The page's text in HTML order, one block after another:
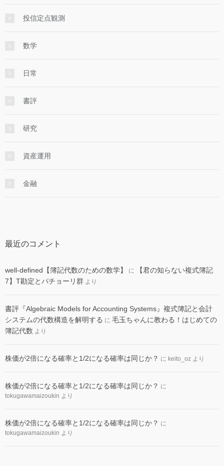
投信定点観測
数学
日常
書評
研究
資産運用
金融
最近のコメント
well-defined【簿記代数のための数学】 に
【君の知らない複式簿記
7】T勘定とパチョーリ群 より
書評『Algebraic Models for Accounting Systems』複式簿記と会計
システムの代数構造を解明する に 毛玉ちゃんに教わる！はじめての
簿記代数 より
株価が2倍になる確率と1/2になる確率は同じか？ に keito_oz より
株価が2倍になる確率と1/2になる確率は同じか？ に
tokugawamaizoukin より
株価が2倍になる確率と1/2になる確率は同じか？ に
tokugawamaizoukin より